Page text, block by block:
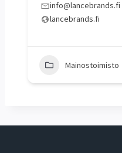
info@lancebrands.fi
lancebrands.fi
Mainostoimisto